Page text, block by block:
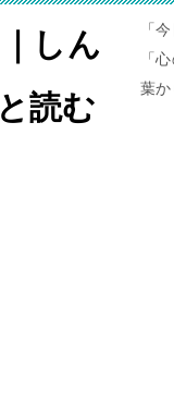
しん
読む
「
「
葉